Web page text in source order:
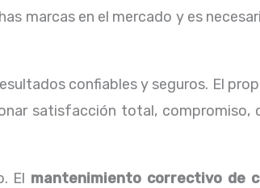
marcas en el mercado y es
confiables y seguros. El
satisfacción total, compromiso,
El mantenimiento correctivo de